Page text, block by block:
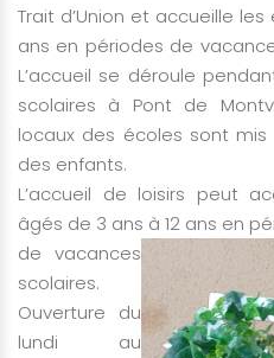
Trait d’Union et accueille
ans en périodes de
L’accueil se déroule
scolaires à Pont de
locaux des écoles sont mis
des enfants.
L’accueil de loisirs peut
âgés de 3 ans à 12 ans en
de vacances
scolaires.
Ouverture du
lundi au